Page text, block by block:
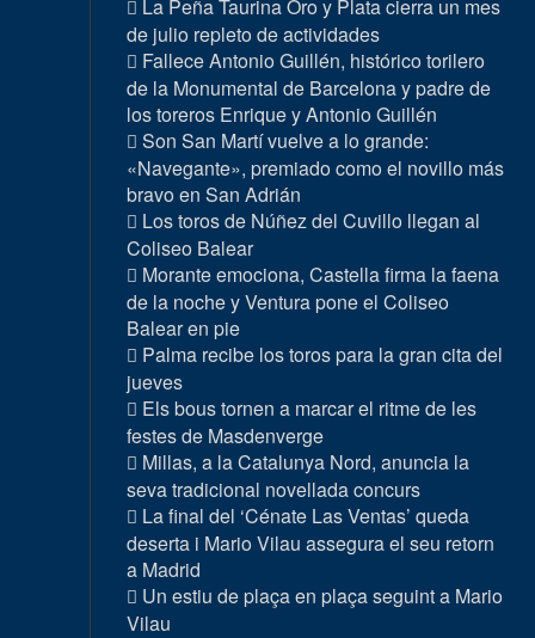
La Peña Taurina Oro y Plata cierra un mes
de julio repleto de actividades
Fallece Antonio Guillén, histórico torilero
de la Monumental de Barcelona y padre de
los toreros Enrique y Antonio Guillén
Son San Martí vuelve a lo grande:
«Navegante», premiado como el novillo más
bravo en San Adrián
Los toros de Núñez del Cuvillo llegan al
Coliseo Balear
Morante emociona, Castella firma la faena
de la noche y Ventura pone el Coliseo
Balear en pie
Palma recibe los toros para la gran cita del
jueves
Els bous tornen a marcar el ritme de les
festes de Masdenverge
Millas, a la Catalunya Nord, anuncia la
seva tradicional novellada concurs
La final del ‘Cénate Las Ventas’ queda
deserta i Mario Vilau assegura el seu retorn
a Madrid
Un estiu de plaça en plaça seguint a Mario
Vilau